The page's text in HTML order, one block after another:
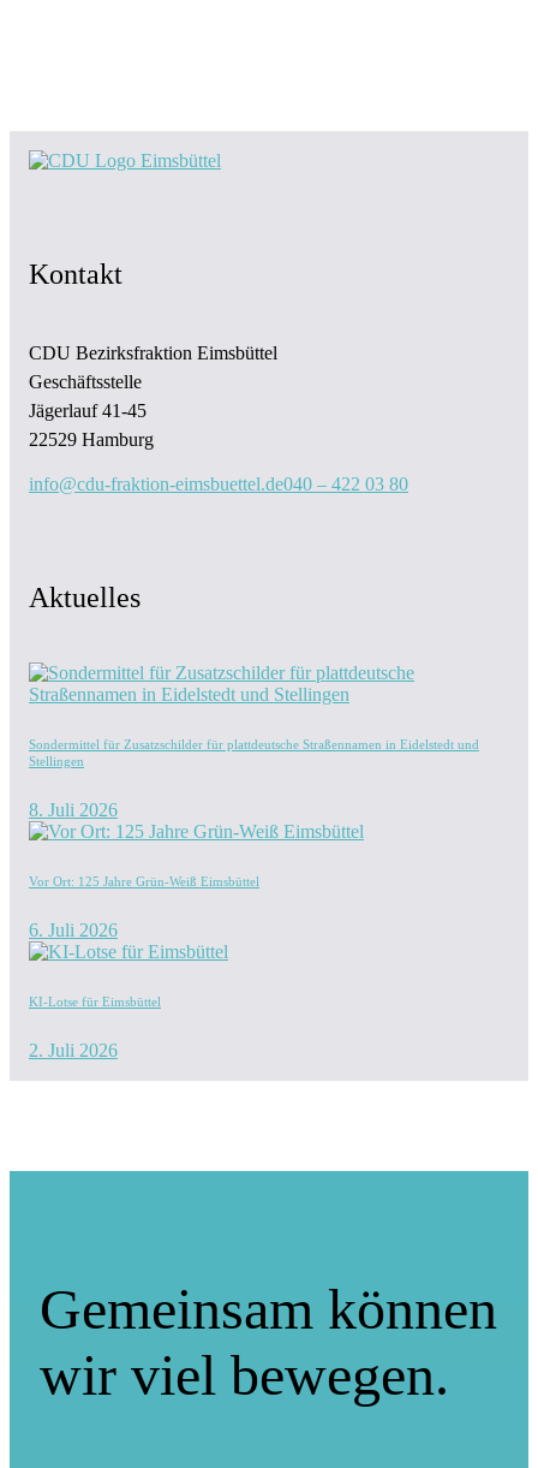
Kontakt
CDU Bezirksfraktion Eimsbüttel
Geschäftsstelle
Jägerlauf 41-45
22529 Hamburg
info@cdu-fraktion-eimsbuettel.de040 – 422 03 80
Aktuelles
Sondermittel für Zusatzschilder für plattdeutsche Straßennamen in Eidelstedt und
Stellingen
8. Juli 2026
Vor Ort: 125 Jahre Grün-Weiß Eimsbüttel
6. Juli 2026
KI-Lotse für Eimsbüttel
2. Juli 2026
Gemeinsam können
wir viel bewegen.